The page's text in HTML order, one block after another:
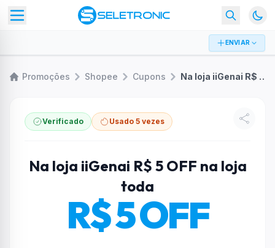
ENVIAR
Promoções Shopee Cupons Na loja iiGenai R$ 5 OFF na loja toda
Verificado Usado 5 vezes
Na loja iiGenai R$ 5 OFF na loja
toda
R$ 5 OFF